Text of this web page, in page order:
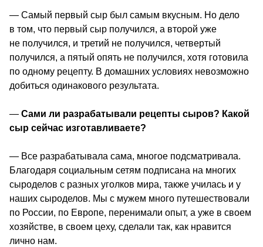
— Самый первый сыр был самым вкусным. Но дело
в том, что первый сыр получился, а второй уже
не получился, и третий не получился, четвертый
получился, а пятый опять не получился, хотя готовила
по одному рецепту. В домашних условиях невозможно
добиться одинакового результата.
— Сами ли разрабатывали рецепты сыров? Какой
сыр сейчас изготавливаете?
— Все разрабатывала сама, многое подсматривала.
Благодаря социальным сетям подписана на многих
сыроделов с разных уголков мира, также училась и у
наших сыроделов. Мы с мужем много путешествовали
по России, по Европе, перенимали опыт, а уже в своем
хозяйстве, в своем цеху, сделали так, как нравится
лично нам.